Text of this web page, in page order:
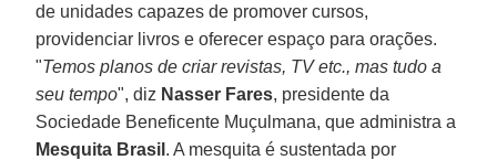
de unidades capazes de promover cursos,
providenciar livros e oferecer espaço para orações.
"Temos planos de criar revistas, TV etc., mas tudo a
seu tempo", diz Nasser Fares, presidente da
Sociedade Beneficente Muçulmana, que administra a
Mesquita Brasil . A mesquita é sustentada por